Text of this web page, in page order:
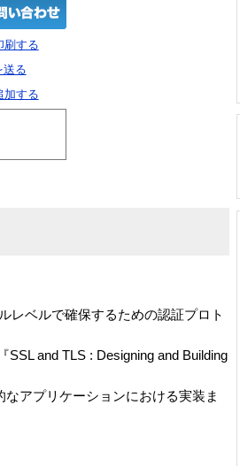
刷する
る
加する
レベルで確保するための認証プロト
and TLS : Designing and Building
アプリケーションにおける実装ま